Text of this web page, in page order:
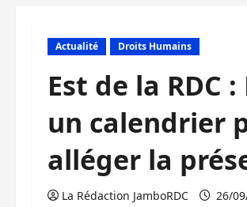
Actualité Droits Humains
Est de la RDC
un calendrier
alléger la
La Rédaction JamboRDC 26/